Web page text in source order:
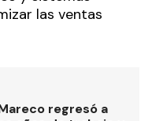
las ventas
regresó a